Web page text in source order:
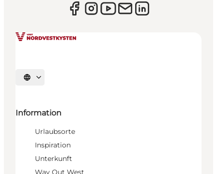
Sprache auswählen
Information
Urlaubsorte
Inspiration
Unterkunft